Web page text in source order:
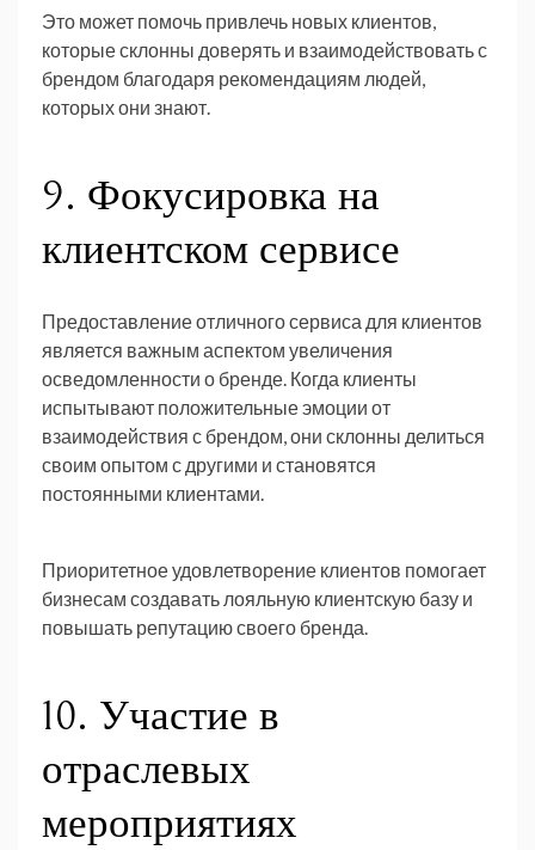
Это может помочь привлечь новых клиентов,
которые склонны доверять и взаимодействовать с
брендом благодаря рекомендациям людей,
которых они знают.
9. Фокусировка на
клиентском сервисе
Предоставление отличного сервиса для клиентов
является важным аспектом увеличения
осведомленности о бренде. Когда клиенты
испытывают положительные эмоции от
взаимодействия с брендом, они склонны делиться
своим опытом с другими и становятся
постоянными клиентами.
Приоритетное удовлетворение клиентов помогает
бизнесам создавать лояльную клиентскую базу и
повышать репутацию своего бренда.
10. Участие в
отраслевых
мероприятиях